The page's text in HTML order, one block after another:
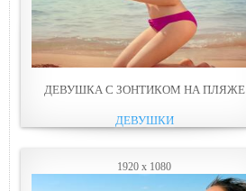
ДЕВУШКА С ЗОНТИКОМ НА ПЛЯЖЕ
ДЕВУШКИ
1920 x 1080